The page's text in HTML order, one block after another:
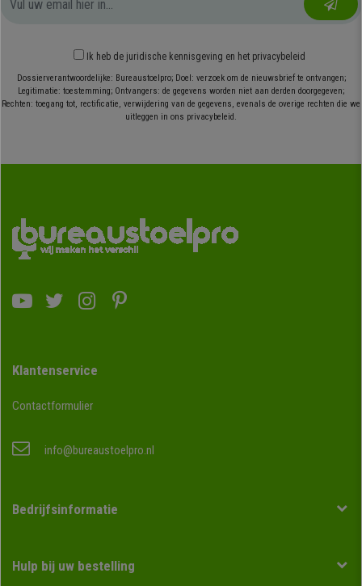
Ik heb de juridische kennisgeving en het privacybeleid
Dossierverantwoordelijke: Bureaustoelpro; Doel: verzoek om de nieuwsbrief te ontvangen;
Legitimatie: toestemming; Ontvangers: de gegevens worden niet aan derden doorgegeven;
Rechten: toegang tot, rectificatie, verwijdering van de gegevens, evenals de overige rechten die we
uitleggen in ons privacybeleid.
Klantenservice
Contactformulier
info@bureaustoelpro.nl
Bedrijfsinformatie
Hulp bij uw bestelling